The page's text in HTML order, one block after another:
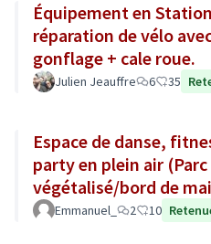
Équipement en
réparation de vélo
gonflage + cale roue.
Julien Jeauffre 6 35
Espace de danse,
party en plein air (Parc avec arbres/roof top
végétalisé/bord de
Emmanuel_ 2 10